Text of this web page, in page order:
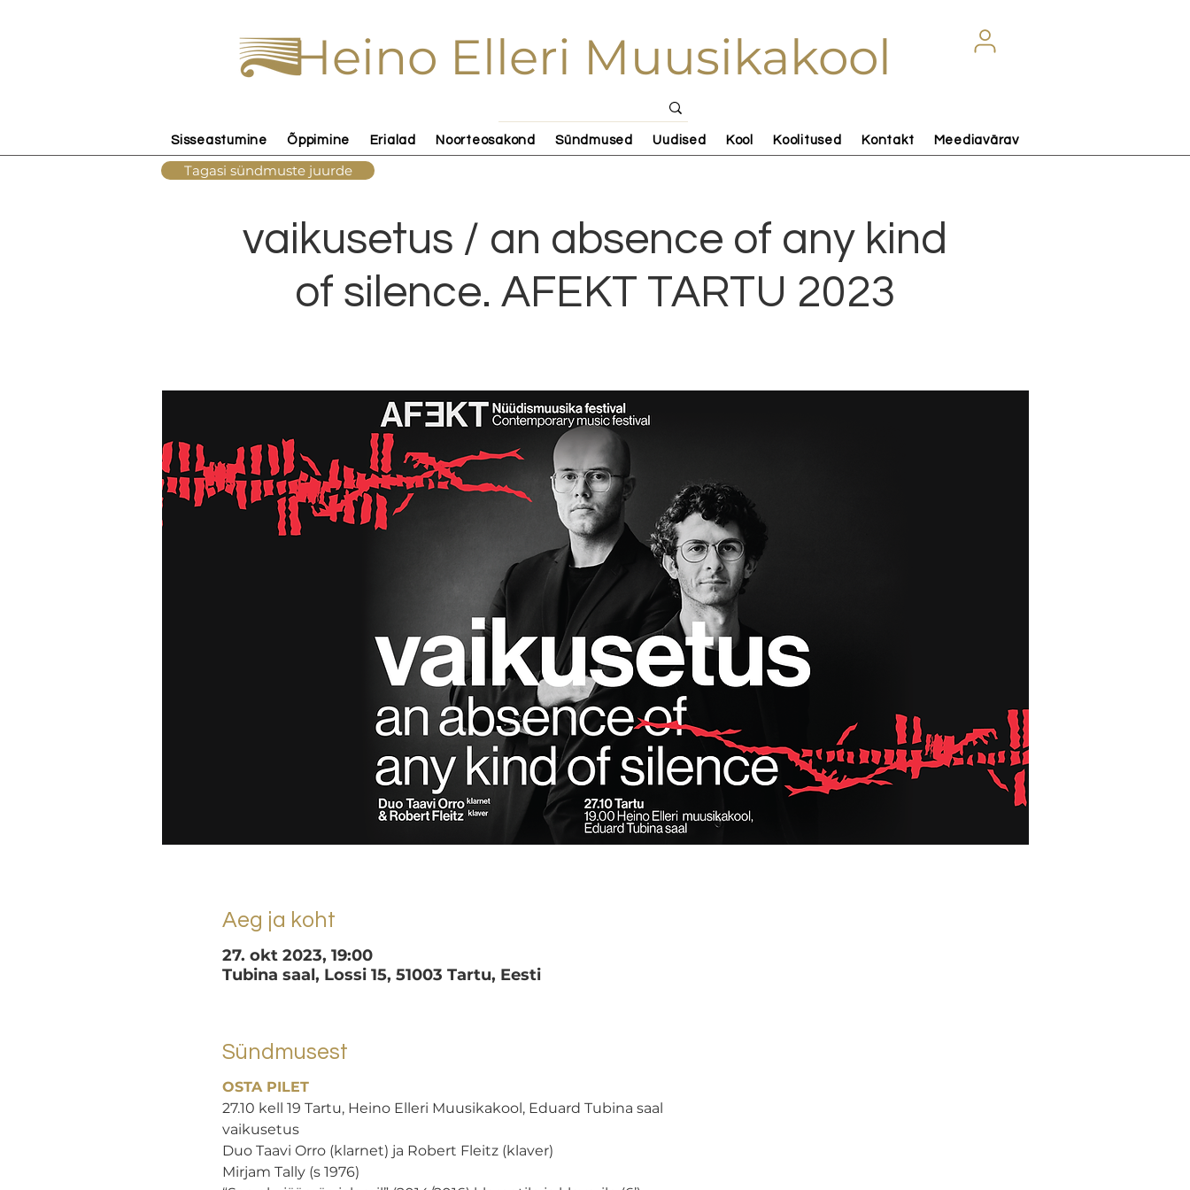
Heino Elleri Muusikakool
Sisseastumine Õppimine Erialad Noorteosakond Sündmused Uudised Kool Koolitused Kontakt Meediavärav
vaikusetus / an absence of any kind
of silence. AFEKT TARTU 2023
Aeg ja koht
27. okt 2023, 19:00
Tubina saal, Lossi 15, 51003 Tartu, Eesti
Sündmusest
OSTA PILET
27.10 kell 19 Tartu, Heino Elleri Muusikakool, Eduard Tubina saal
vaikusetus
Duo Taavi Orro (klarnet) ja Robert Fleitz (klaver)
Mirjam Tally (s 1976)
Tagasi sündmuste juurde